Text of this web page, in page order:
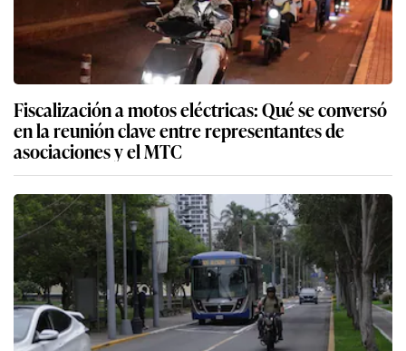
Fiscalización a motos eléctricas: Qué se conversó
en la reunión clave entre representantes de
asociaciones y el MTC